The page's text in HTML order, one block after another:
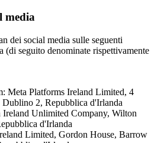
media
dei social media sulle seguenti
(di seguito denominate rispettivamente
Meta Platforms Ireland Limited, 4
Dublino 2, Repubblica d'Irlanda
Unlimited Company, Wilton
d'Irlanda
Limited, Gordon House, Barrow